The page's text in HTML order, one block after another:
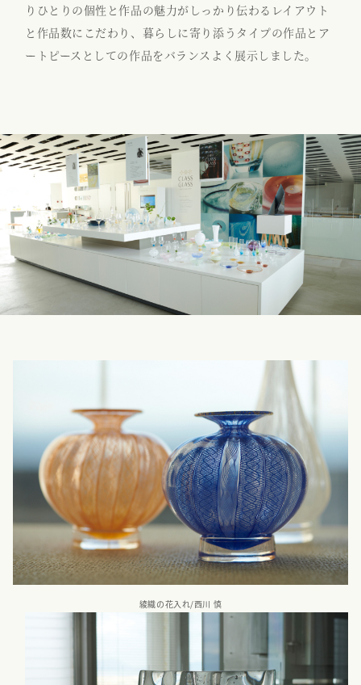
りひとりの個性と作品の魅力がしっかり伝わるレイアウト
と作品数にこだわり、暮らしに寄り添うタイプの作品とア
ートピースとしての作品をバランスよく展示しました。
綾織の花入れ/西川 慎